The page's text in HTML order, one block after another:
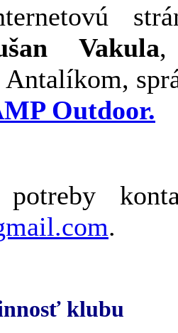
Vakula,
Outdoor.
.
klubu